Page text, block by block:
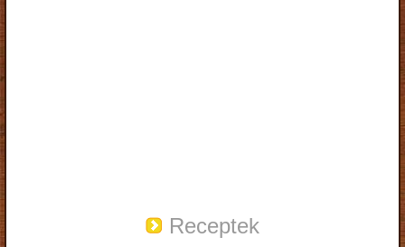
Receptek